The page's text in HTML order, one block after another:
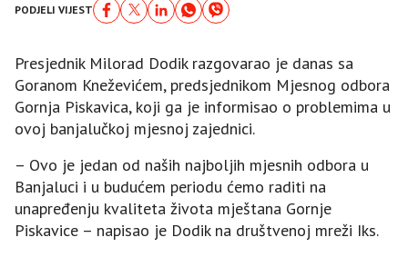
PODJELI VIJEST
Presjednik Milorad Dodik razgovarao je danas sa
Goranom Kneževićem, predsjednikom Mjesnog odbora
Gornja Piskavica, koji ga je informisao o problemima u
ovoj banjalučkoj mjesnoj zajednici.
– Ovo je jedan od naših najboljih mjesnih odbora u
Banjaluci i u budućem periodu ćemo raditi na
unapređenju kvaliteta života mještana Gornje
Piskavice – napisao je Dodik na društvenoj mreži Iks.